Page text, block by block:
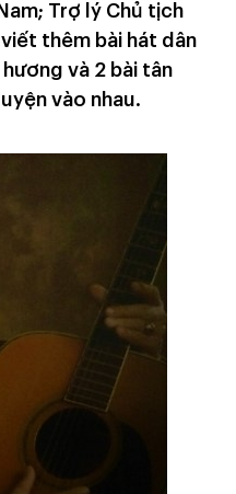
Trợ lý Chủ tịch
thêm bài hát dân
và 2 bài tân
vào nhau.